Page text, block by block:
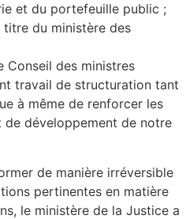
et du portefeuille public ;
du ministère des
Conseil des ministres
travail de structuration tant
à même de renforcer les
de développement de notre
de manière irréversible
pertinentes en matière
le ministère de la Justice a